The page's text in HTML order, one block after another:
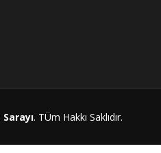
. TÜm Hakkı Saklıdır.